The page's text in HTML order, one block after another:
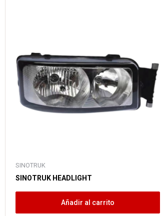
SINOTRUK
SINOTRUK HEADLIGHT
Añadir al carrito